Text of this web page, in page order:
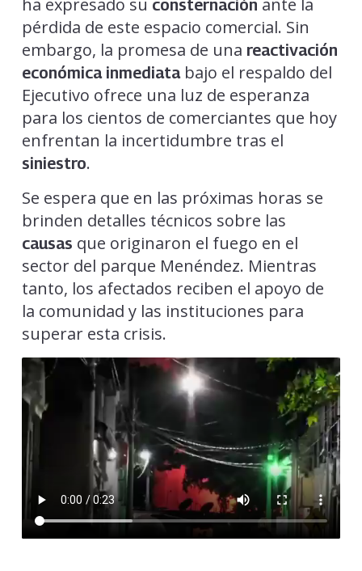
consternación
pérdida de este espacio comercial. Sin
embargo, la promesa de una reactivación
económica inmediatabajo el respaldo del
Ejecutivo ofrece una luz de esperanza
para los cientos de comerciantes que hoy
enfrentan la incertidumbre tras el
siniestro.
Se espera que en las próximas horas se
brinden detalles técnicos sobre las
causas que originaron el fuego en el
sector del parque Menéndez. Mientras
tanto, los afectados reciben el apoyo de
la comunidad y las instituciones para
superar esta crisis.